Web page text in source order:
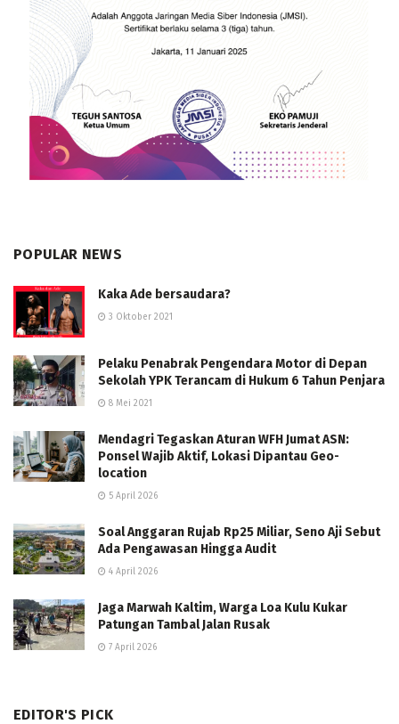
POPULAR NEWS
Kaka Ade bersaudara?
3 Oktober 2021
Pelaku Penabrak Pengendara Motor di Depan
Sekolah YPK Terancam di Hukum 6 Tahun Penjara
8 Mei 2021
Mendagri Tegaskan Aturan WFH Jumat ASN:
Ponsel Wajib Aktif, Lokasi Dipantau Geo-
location
5 April 2026
Soal Anggaran Rujab Rp25 Miliar, Seno Aji Sebut
Ada Pengawasan Hingga Audit
4 April 2026
Jaga Marwah Kaltim, Warga Loa Kulu Kukar
Patungan Tambal Jalan Rusak
7 April 2026
EDITOR'S PICK